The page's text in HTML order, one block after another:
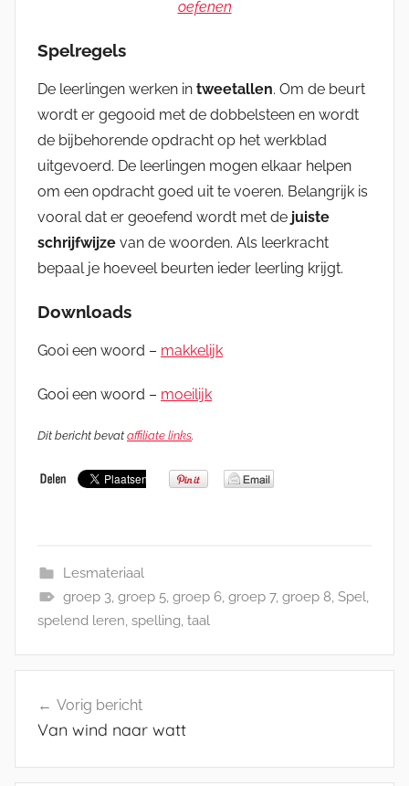
oefenen
Spelregels
De leerlingen werken in tweetallen. Om de beurt
wordt er gegooid met de dobbelsteen en wordt
de bijbehorende opdracht op het werkblad
uitgevoerd. De leerlingen mogen elkaar helpen
om een opdracht goed uit te voeren. Belangrijk is
vooral dat er geoefend wordt met de juiste
schrijfwijze van de woorden. Als leerkracht
bepaal je hoeveel beurten ieder leerling krijgt.
Downloads
Gooi een woord – makkelijk
Gooi een woord – moeilijk
Dit bericht bevat affiliate links.
Lesmateriaal
groep 3, groep 5, groep 6, groep 7, groep 8, Spel,
spelend leren, spelling, taal
navigatie
Vorig bericht
Van wind naar watt